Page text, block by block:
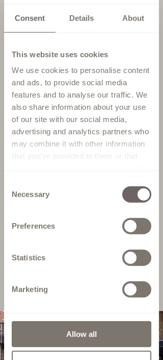
Consent Details About
This website uses cookies
We use cookies to personalise content
and ads, to provide social media
features and to analyse our traffic. We
also share information about your use
of our site with our social media,
advertising and analytics partners who
may combine it with other information
that you’ve provided to them or that
Selection
Necessary
Preferences
Statistics
Marketing
Allow all
paskamers en is ongeveer 40
minuten rijden vanaf Denekamp.
Er kan gemakkelijk geparkeerd
worden achter onze winkel of in de
op 2 minuten gelegen
parkeergarage. Voor ons is het
ontzettend belangrijk dat jij je
thuisvoelt in onze winkel en
onthaald door onze stylisten met
een kopje koffie of thee en/of iets
fris en met lekkernijen. Daarna
nemen we geduldig de tijd om jouw